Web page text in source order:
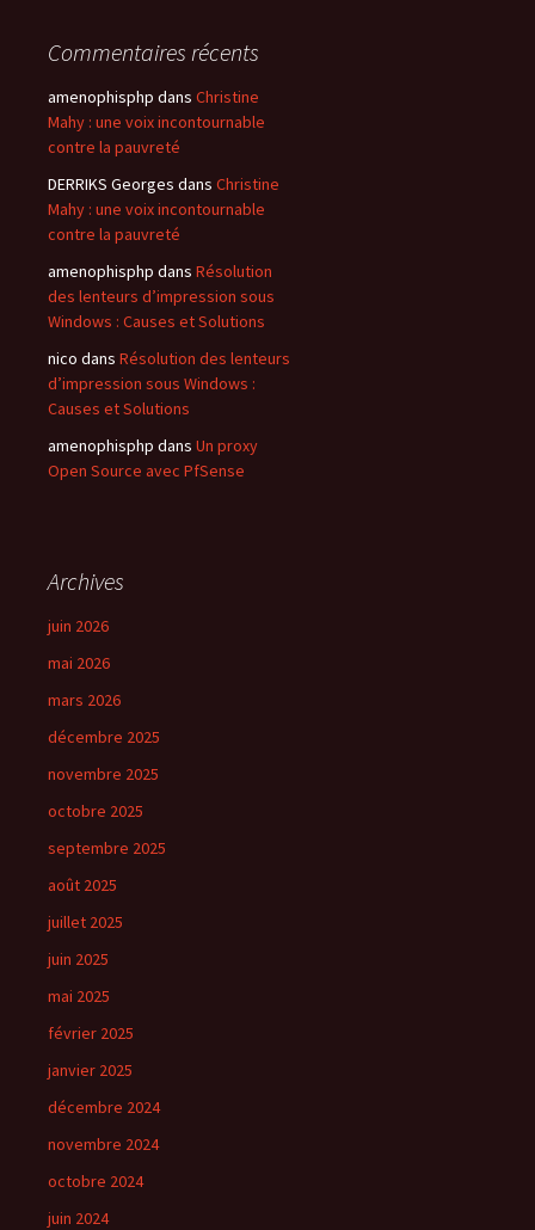
Commentaires récents
amenophisphp dans Christine
Mahy : une voix incontournable
contre la pauvreté
DERRIKS Georges dans Christine
Mahy : une voix incontournable
contre la pauvreté
amenophisphp dans Résolution
des lenteurs d’impression sous
Windows : Causes et Solutions
nico dans Résolution des lenteurs
d’impression sous Windows :
Causes et Solutions
amenophisphp dans Un proxy
Open Source avec PfSense
Archives
juin 2026
mai 2026
mars 2026
décembre 2025
novembre 2025
octobre 2025
septembre 2025
août 2025
juillet 2025
juin 2025
mai 2025
février 2025
janvier 2025
décembre 2024
novembre 2024
octobre 2024
juin 2024